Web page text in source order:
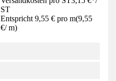
ST
Entspricht 9,55 € pro m(9,55
€/ m)